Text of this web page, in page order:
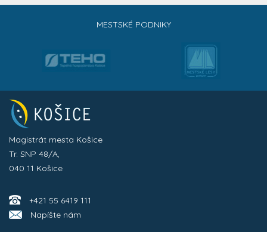
MESTSKÉ PODNIKY
Magistrát mesta Košice
Tr. SNP 48/A,
040 11 Košice
+421 55 6419 111
Napíšte nám